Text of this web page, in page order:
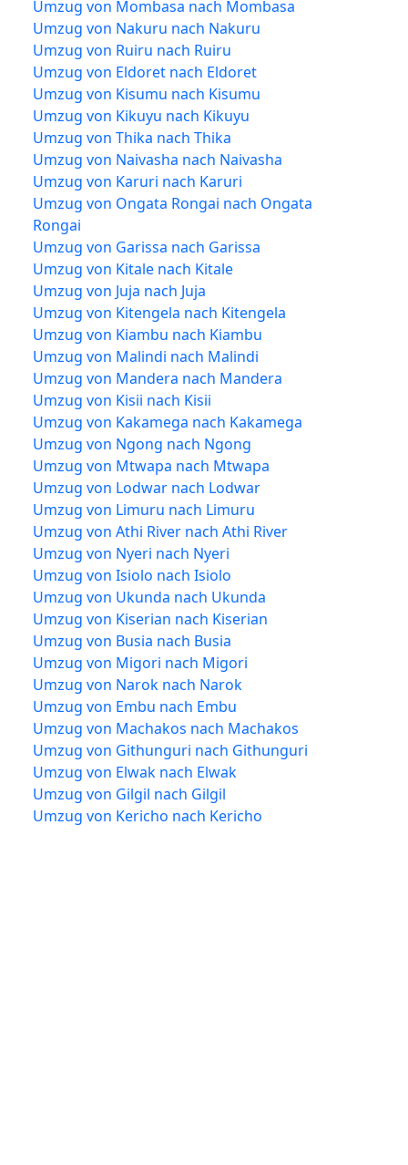
Umzug von Mombasa nach Mombasa
Umzug von Nakuru nach Nakuru
Umzug von Ruiru nach Ruiru
Umzug von Eldoret nach Eldoret
Umzug von Kisumu nach Kisumu
Umzug von Kikuyu nach Kikuyu
Umzug von Thika nach Thika
Umzug von Naivasha nach Naivasha
Umzug von Karuri nach Karuri
Umzug von Ongata Rongai nach Ongata
Rongai
Umzug von Garissa nach Garissa
Umzug von Kitale nach Kitale
Umzug von Juja nach Juja
Umzug von Kitengela nach Kitengela
Umzug von Kiambu nach Kiambu
Umzug von Malindi nach Malindi
Umzug von Mandera nach Mandera
Umzug von Kisii nach Kisii
Umzug von Kakamega nach Kakamega
Umzug von Ngong nach Ngong
Umzug von Mtwapa nach Mtwapa
Umzug von Lodwar nach Lodwar
Umzug von Limuru nach Limuru
Umzug von Athi River nach Athi River
Umzug von Nyeri nach Nyeri
Umzug von Isiolo nach Isiolo
Umzug von Ukunda nach Ukunda
Umzug von Kiserian nach Kiserian
Umzug von Busia nach Busia
Umzug von Migori nach Migori
Umzug von Narok nach Narok
Umzug von Embu nach Embu
Umzug von Machakos nach Machakos
Umzug von Githunguri nach Githunguri
Umzug von Elwak nach Elwak
Umzug von Gilgil nach Gilgil
Umzug von Kericho nach Kericho